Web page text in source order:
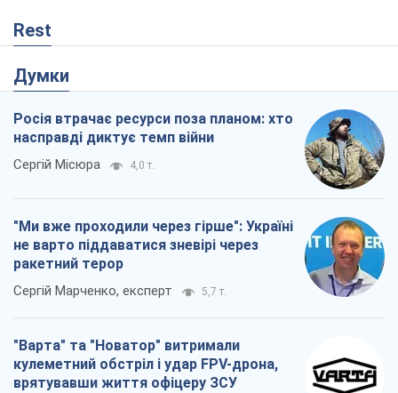
Rest
Думки
Росія втрачає ресурси поза планом: хто
насправді диктує темп війни
Сергій Місюра 4,0 т.
"Ми вже проходили через гірше": Україні
не варто піддаватися зневірі через
ракетний терор
Сергій Марченко, експерт 5,7 т.
"Варта" та "Новатор" витримали
кулеметний обстріл і удар FPV-дрона,
врятувавши життя офіцеру ЗСУ